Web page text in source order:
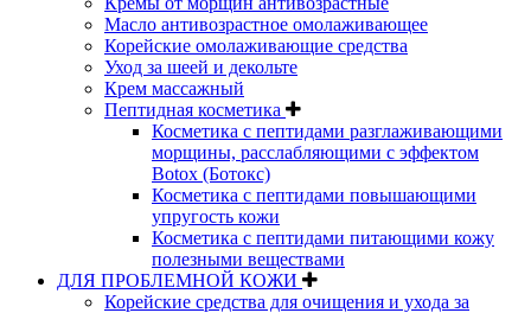
Масло антивозрастное омолаживающее
Корейские омолаживающие средства
Уход за шеей и декольте
Крем массажный
Пептидная косметика
Косметика с пептидами разглаживающими
морщины, расслабляющими с эффектом
Botox (Ботокс)
Косметика с пептидами повышающими
упругость кожи
Косметика с пептидами питающими кожу
полезными веществами
ДЛЯ ПРОБЛЕМНОЙ КОЖИ
Корейские средства для очищения и ухода за